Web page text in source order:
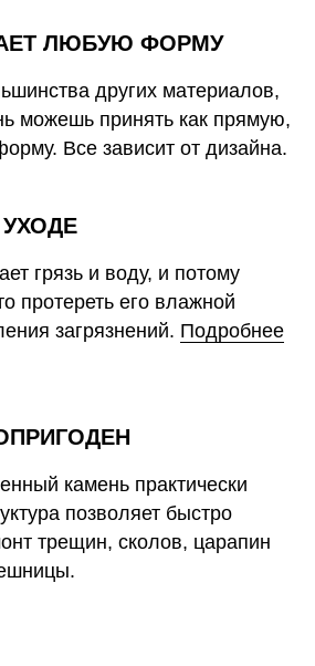
ЛЮБУЮ ФОРМУ
других материалов,
можешь принять как прямую,
Все зависит от дизайна.
грязь и воду, и потому
протереть его влажной
загрязнений. Подробнее
камень практически
позволяет быстро
трещин, сколов, царапин